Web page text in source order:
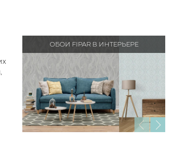
Milassa Aura
Andrea Rossi
Bernardo Bartalucci
KT-Exclusive Baoqili
AS Creation
Распродажа остатков
Grandeco
Luna Wallquest Все бренды
ОБОИ FIPAR В ИНТЕРЬЕРЕ